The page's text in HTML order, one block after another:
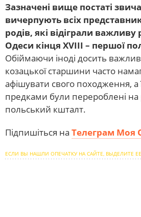
Зазначені вище постаті
вичерпують всіх
родів, які відіграли важливу
Одеси кінця ХVІІІ – першої
Обіймаючи іноді досить
козацької старшини часто
афішувати свого походження, а
предками були перероблені на
польський кшталт.
Підпишіться на Телеграм Моя
ЕСЛИ ВЫ НАШЛИ ОПЕЧАТКУ НА САЙТЕ, ВЫДЕЛИТЕ ЕЕ